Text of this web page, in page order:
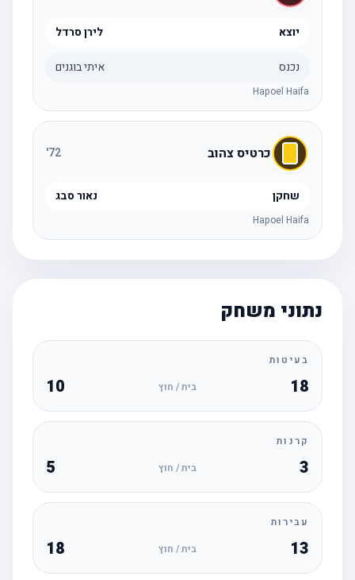
יוצא לירן סרדל
נכנס איתי בוגנים
Hapoel Haifa
כרטיס צהוב 72
'
שחקן נאור סבג
Hapoel Haifa
נתוני משחק
בעיטות
18 בית / חוץ 10
קרנות
בית / חוץ
עבירות
13 בית / חוץ 18